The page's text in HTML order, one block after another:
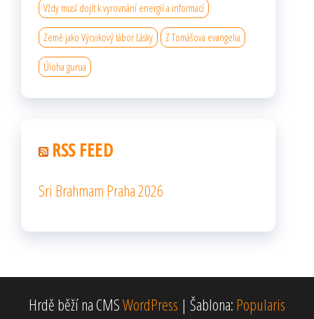
Vždy musí dojít k vyrovnání energií a informací
Země jako Výcvikový tábor Lásky Z Tomášova evangelia
Úloha gurua
RSS FEED
Sri Brahmam Praha 2026
Hrdě běží na CMSWordPress | Šablona: Popularis